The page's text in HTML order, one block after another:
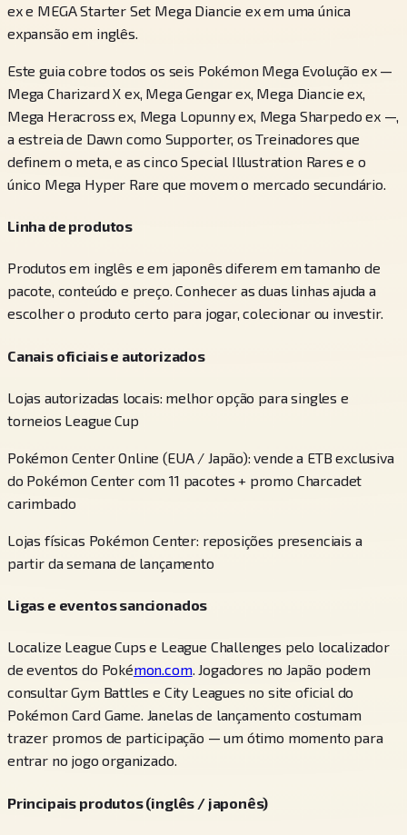
ex e MEGA Starter Set Mega Diancie ex em uma única
expansão em inglês.
Este guia cobre todos os seis Pokémon Mega Evolução ex —
Mega Charizard X ex, Mega Gengar ex, Mega Diancie ex,
Mega Heracross ex, Mega Lopunny ex, Mega Sharpedo ex —,
a estreia de Dawn como Supporter, os Treinadores que
definem o meta, e as cinco Special Illustration Rares e o
único Mega Hyper Rare que movem o mercado secundário.
Linha de produtos
Produtos em inglês e em japonês diferem em tamanho de
pacote, conteúdo e preço. Conhecer as duas linhas ajuda a
escolher o produto certo para jogar, colecionar ou investir.
Canais oficiais e autorizados
Lojas autorizadas locais: melhor opção para singles e
torneios League Cup
Pokémon Center Online (EUA / Japão): vende a ETB exclusiva
do Pokémon Center com 11 pacotes + promo Charcadet
carimbado
Lojas físicas Pokémon Center: reposições presenciais a
partir da semana de lançamento
Ligas e eventos sancionados
Localize League Cups e League Challenges pelo localizador
de eventos do Pokémon.com. Jogadores no Japão podem
consultar Gym Battles e City Leagues no site oficial do
Pokémon Card Game. Janelas de lançamento costumam
trazer promos de participação — um ótimo momento para
entrar no jogo organizado.
Principais produtos (inglês / japonês)